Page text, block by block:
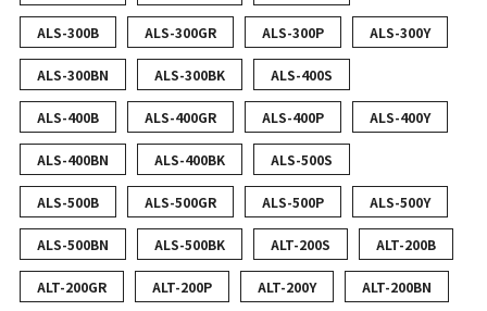
ALS-300B ALS-300GR ALS-300P ALS-300Y
ALS-300BN ALS-300BK ALS-400S
ALS-400B ALS-400GR ALS-400P ALS-400Y
ALS-400BN ALS-400BK ALS-500S
ALS-500B ALS-500GR ALS-500P ALS-500Y
ALS-500BN ALS-500BK ALT-200S ALT-200B
ALT-200GR ALT-200P ALT-200Y ALT-200BN